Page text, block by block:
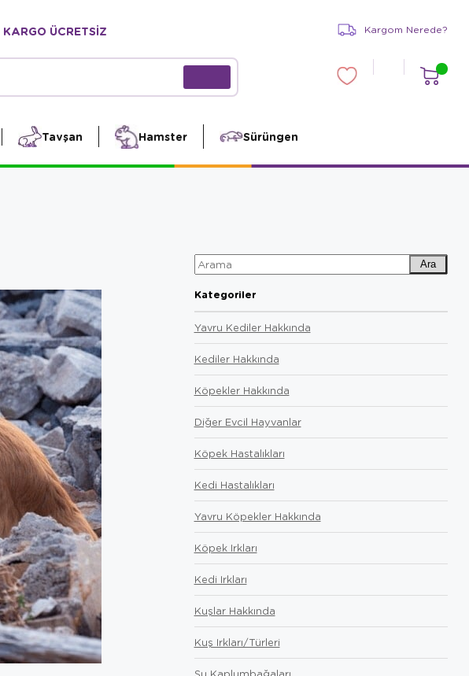
KARGO ÜCRETSİZ Kargom Nerede?
Tavşan Hamster Sürüngen
Ara
Kategoriler
Yavru Kediler Hakkında
Kediler Hakkında
Köpekler Hakkında
Diğer Evcil Hayvanlar
Köpek Hastalıkları
Kedi Hastalıkları
Yavru Köpekler Hakkında
Köpek Irkları
Kedi Irkları
Kuşlar Hakkında
Kuş Irkları/Türleri
Su Kaplumbağaları